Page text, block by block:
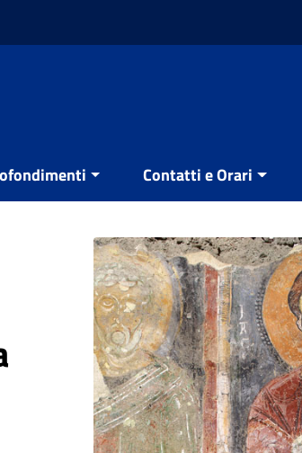
Contatti e Orari